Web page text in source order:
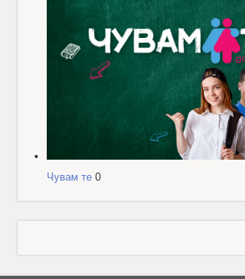
Чувам те 0